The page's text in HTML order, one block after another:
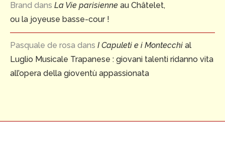
Brand dans La Vie parisienne au Châtelet,
ou la joyeuse basse-cour !
Pasquale de rosa dans I Capuleti e i Montecchi al
Luglio Musicale Trapanese : giovani talenti ridanno vita
all’opera della gioventù appassionata